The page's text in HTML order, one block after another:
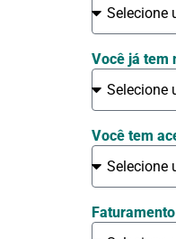
Você já tem
Você tem